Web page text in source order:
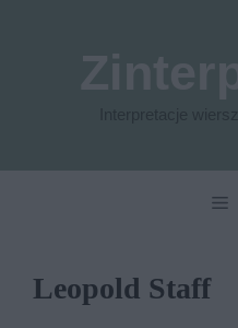
Leopold Staff